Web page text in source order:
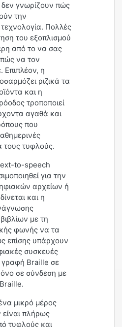
δεν γνωρίζουν πώς
την
τεχνολογία. Πολλές
του εξοπλισμού
από το να σας
πώς να τον
Επιπλέον, η
ριζικά τα
και η
τροποποιεί
αγαθά και
που
τους τυφλούς.
to-speech
για την
αρχείων ή
και η
με τη
φωνής να τα
επίσης υπάρχουν
συσκευές
Braille σε
σε σύνδεση με
μικρό μέρος
πλήρως
τυφλούς και